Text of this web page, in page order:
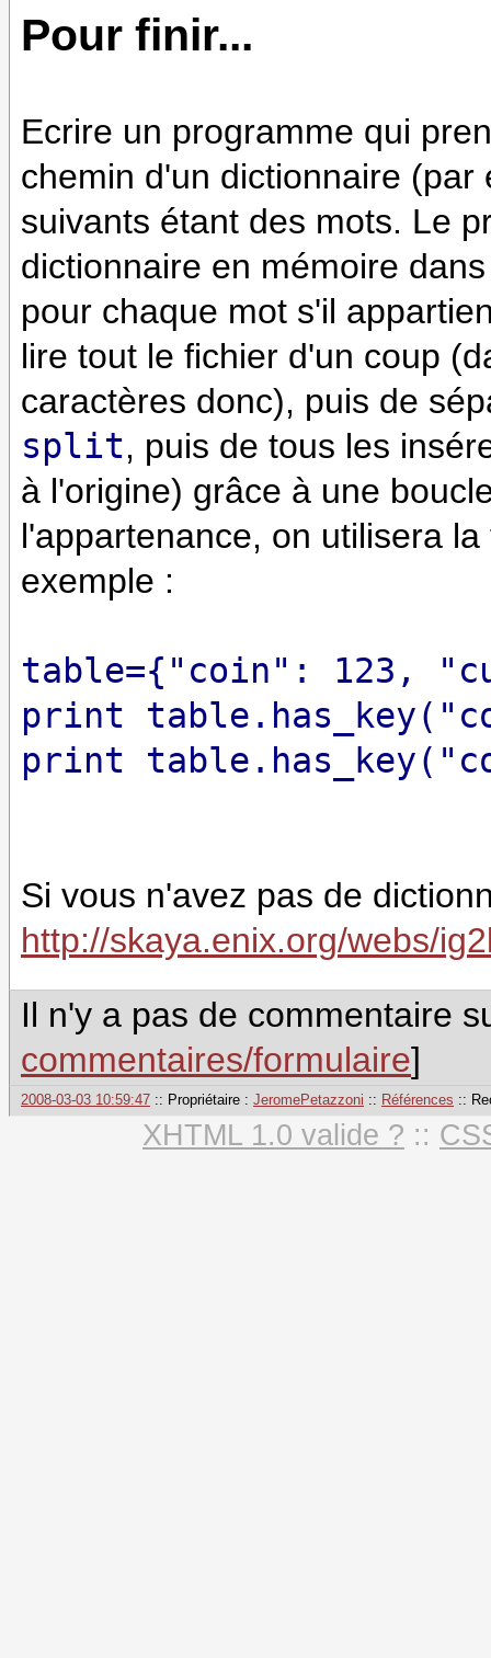
Pour finir...
Ecrire un programme qui
chemin d'un dictionnaire
suivants étant des mots. Le
dictionnaire en mémoire
pour chaque mot s'il
lire tout le fichier d'un coup
caractères donc), puis de
split, puis de tous les
à l'origine) grâce à une
l'appartenance, on utilisera
exemple :
table={"coin": 123,
print
print
Si vous n'avez pas de
http://skaya.enix.org/webs/
Il n'y a pas de commentaire
commentaires/formulaire]
2008-03-03 10:59:47 :: Propriétaire : JeromePetazzoni :: Références ::
XHTML 1.0 valide ? ::